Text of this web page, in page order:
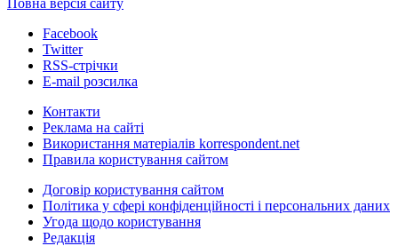
Facebook
Twitter
RSS-стрічки
E-mail розсилка
Контакти
Реклама на сайті
Використання матеріалів korrespondent.net
Правила користування сайтом
Договір користування сайтом
Політика у сфері конфіденційності і персональних даних
Угода щодо користування
Редакція